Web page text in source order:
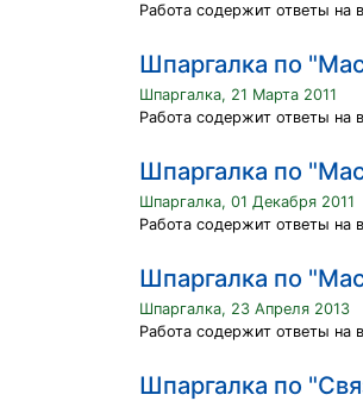
Работа содержит ответы
Шпаргалка по
Шпаргалка, 21 Марта 2011
Работа содержит ответы
Шпаргалка по
Шпаргалка, 01 Декабря 2011
Работа содержит ответы
Шпаргалка по
Шпаргалка, 23 Апреля 2013
Работа содержит ответы
Шпаргалка по